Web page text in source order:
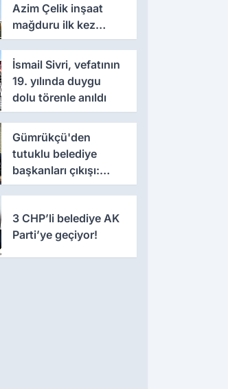
Azim Çelik inşaat
mağduru ilk kez
konuştu
İsmail Sivri, vefatının
19. yılında duygu
dolu törenle anıldı
Gümrükçü'den
tutuklu belediye
başkanları çıkışı:
'Yıllarca iddianame
3 CHP’li belediye AK
Parti’ye geçiyor!